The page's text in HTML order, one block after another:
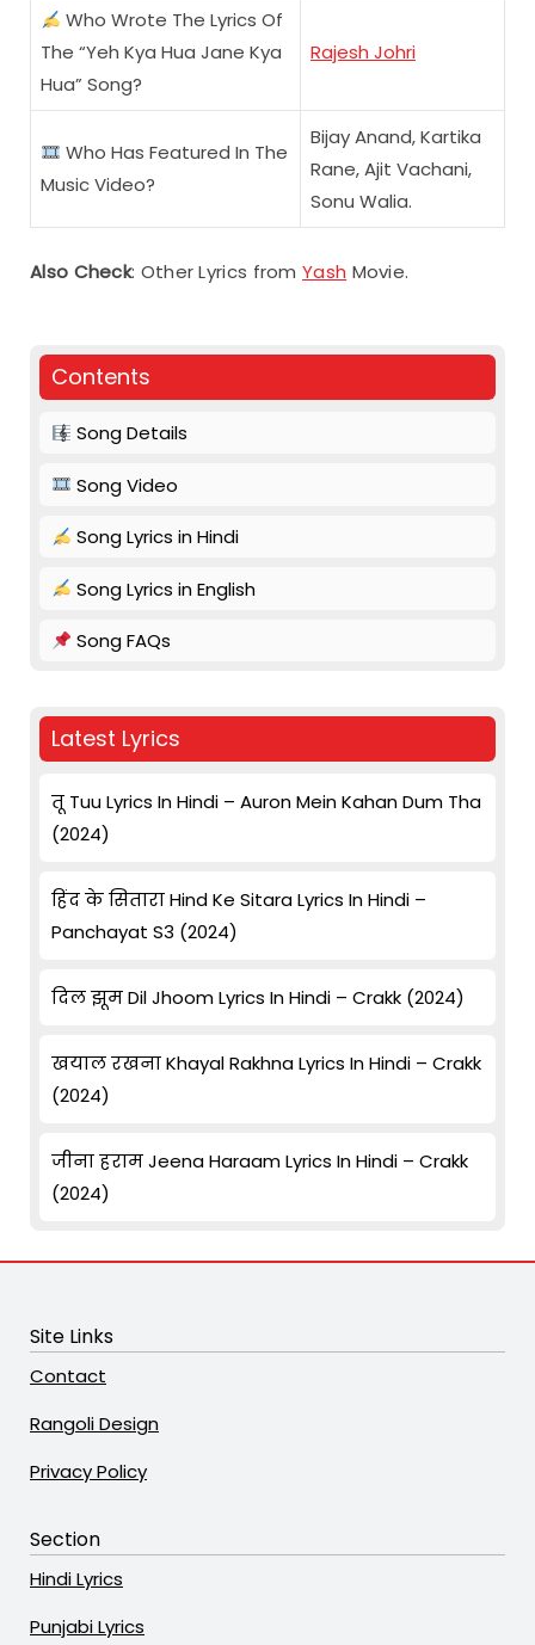
Who Wrote The Lyrics Of
The “Yeh Kya Hua Jane Kya
Hua” Song?
Rajesh Johri
Who Has Featured In The
Music Video?
Bijay Anand, Kartika
Rane, Ajit Vachani,
Sonu Walia.
Also Check: Other Lyrics fromYash Movie.
Contents
Song Details
Song Video
Song Lyrics in Hindi
Song Lyrics in English
Song FAQs
Latest Lyrics
तू Tuu Lyrics In Hindi – Auron Mein Kahan Dum Tha
(2024)
हिंद के सितारा Hind Ke Sitara Lyrics In Hindi –
Panchayat S3 (2024)
दिल झूम Dil Jhoom Lyrics In Hindi – Crakk (2024)
खयाल रखना Khayal Rakhna Lyrics In Hindi – Crakk
(2024)
जीना हराम Jeena Haraam Lyrics In Hindi – Crakk
(2024)
Site Links
Contact
Rangoli Design
Privacy Policy
Section
Hindi Lyrics
Punjabi Lyrics